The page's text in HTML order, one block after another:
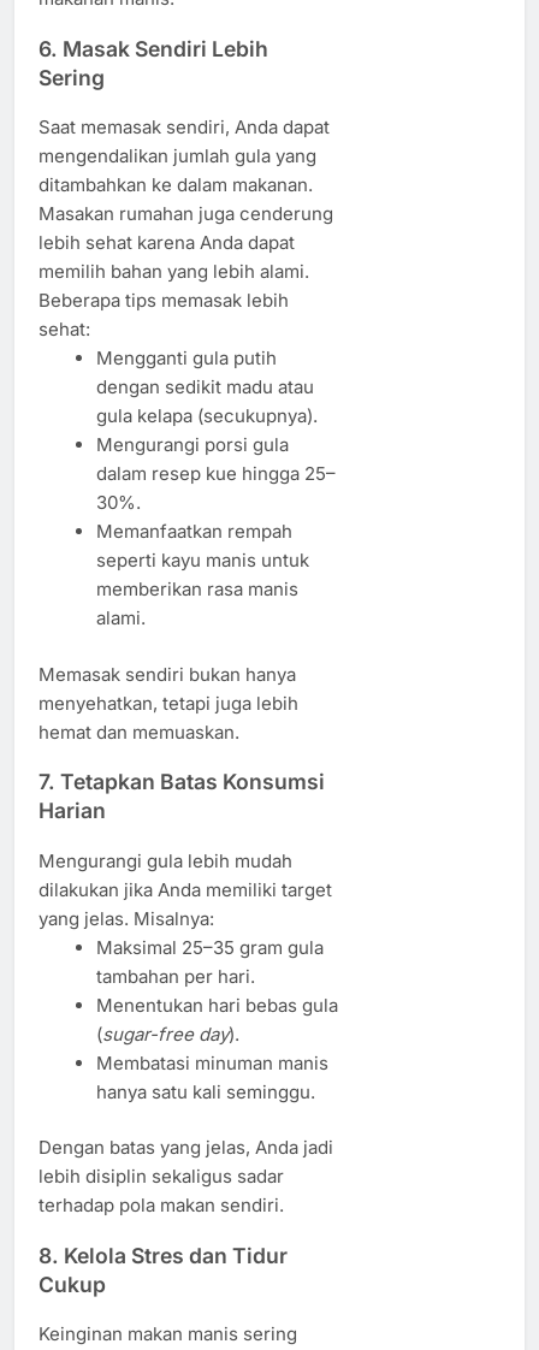
6. Masak Sendiri Lebih
Sering
Saat memasak sendiri, Anda dapat
mengendalikan jumlah gula yang
ditambahkan ke dalam makanan.
Masakan rumahan juga cenderung
lebih sehat karena Anda dapat
memilih bahan yang lebih alami.
Beberapa tips memasak lebih
sehat:
Mengganti gula putih
dengan sedikit madu atau
gula kelapa (secukupnya).
Mengurangi porsi gula
dalam resep kue hingga 25–
30%.
Memanfaatkan rempah
seperti kayu manis untuk
memberikan rasa manis
alami.
Memasak sendiri bukan hanya
menyehatkan, tetapi juga lebih
hemat dan memuaskan.
7. Tetapkan Batas Konsumsi
Harian
Mengurangi gula lebih mudah
dilakukan jika Anda memiliki target
yang jelas. Misalnya:
Maksimal 25–35 gram gula
tambahan per hari.
Menentukan hari bebas gula
(sugar-free day).
Membatasi minuman manis
hanya satu kali seminggu.
Dengan batas yang jelas, Anda jadi
lebih disiplin sekaligus sadar
terhadap pola makan sendiri.
8. Kelola Stres dan Tidur
Cukup
Keinginan makan manis sering